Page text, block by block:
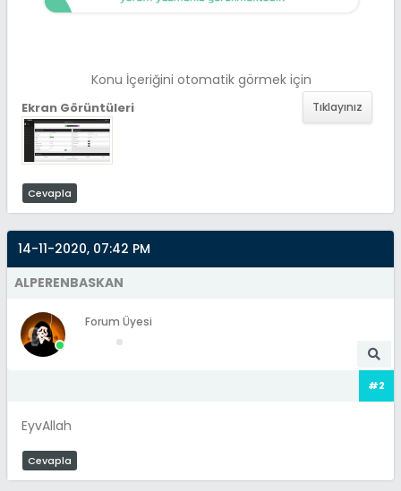
Konu İçeriğini otomatik görmek için
Tıklayınız
Ekran Görüntüleri
Cevapla
14-11-2020, 07:42 PM
ALPERENBASKAN
Forum Üyesi
#2
EyvAllah
Cevapla